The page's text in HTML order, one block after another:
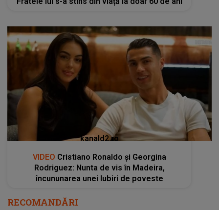
kanald2.ro
VIDEO Cristiano Ronaldo și Georgina
Rodriguez: Nunta de vis în Madeira,
încununarea unei Iubiri de poveste
RECOMANDĂRI